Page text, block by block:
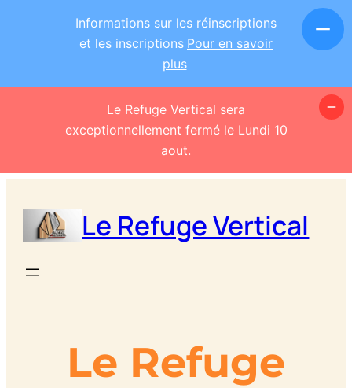
contenu
Le Refuge Vertical
Le Refuge
Informations sur les réinscriptions
et les inscriptions Pour en savoir
plus
Le Refuge Vertical sera
exceptionnellement fermé le Lundi 10
aout.